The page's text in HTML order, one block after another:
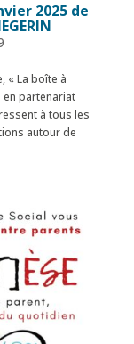
2025 de
« La boîte à
en partenariat
à tous les
autour de